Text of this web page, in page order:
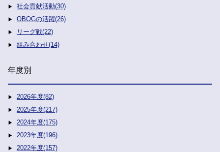
社会貢献活動(30)
OBOGの活躍(26)
リーグ戦(22)
組み合わせ(14)
年度別
2026年度(82)
2025年度(217)
2024年度(175)
2023年度(196)
2022年度(157)